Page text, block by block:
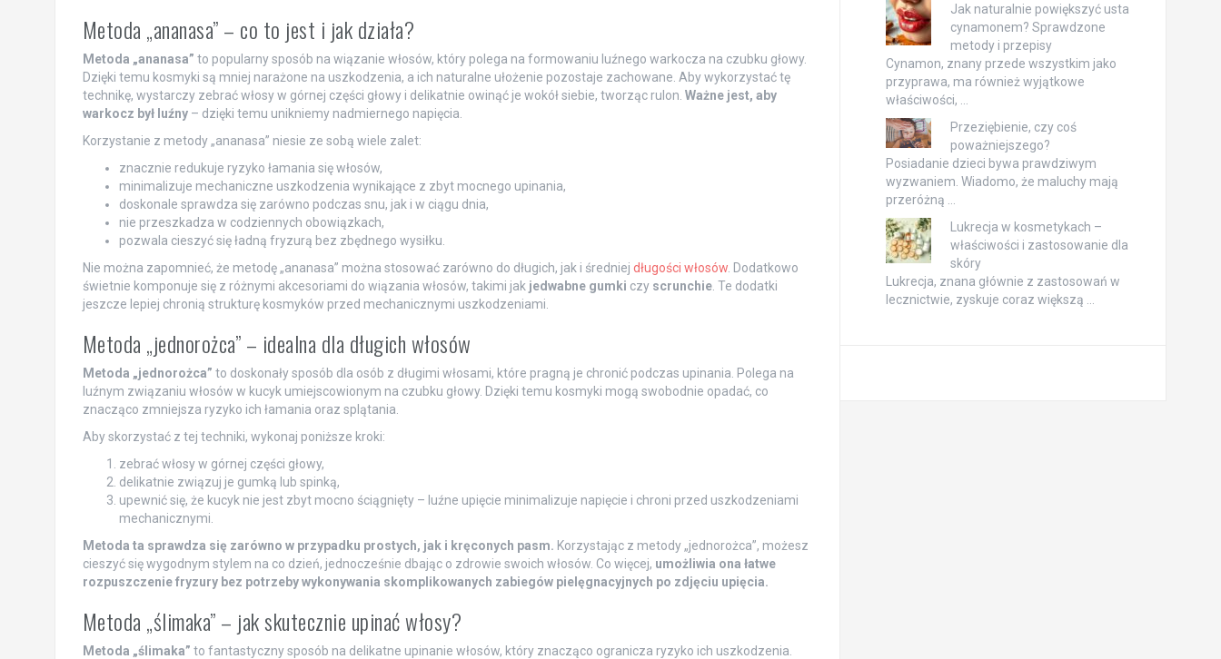
Metoda „ananasa” – co to jest i jak działa?
Metoda „ananasa” to popularny sposób na wiązanie włosów, który polega na formowaniu luźnego warkocza na czubku głowy.
Dzięki temu kosmyki są mniej narażone na uszkodzenia, a ich naturalne ułożenie pozostaje zachowane. Aby wykorzystać tę
technikę, wystarczy zebrać włosy w górnej części głowy i delikatnie owinąć je wokół siebie, tworząc rulon. Ważne jest, aby
warkocz był luźny– dzięki temu unikniemy nadmiernego napięcia.
Korzystanie z metody „ananasa” niesie ze sobą wiele zalet:
znacznie redukuje ryzyko łamania się włosów,
minimalizuje mechaniczne uszkodzenia wynikające z zbyt mocnego upinania,
doskonale sprawdza się zarówno podczas snu, jak i w ciągu dnia,
nie przeszkadza w codziennych obowiązkach,
pozwala cieszyć się ładną fryzurą bez zbędnego wysiłku.
Nie można zapomnieć, że metodę „ananasa” można stosować zarówno do długich, jak i średniej długości włosów. Dodatkowo
świetnie komponuje się z różnymi akcesoriami do wiązania włosów, takimi jak jedwabne gumki czy scrunchie. Te dodatki
jeszcze lepiej chronią strukturę kosmyków przed mechanicznymi uszkodzeniami.
Metoda „jednorożca” – idealna dla długich włosów
Metoda „jednorożca” to doskonały sposób dla osób z długimi włosami, które pragną je chronić podczas upinania. Polega na
luźnym związaniu włosów w kucyk umiejscowionym na czubku głowy. Dzięki temu kosmyki mogą swobodnie opadać, co
znacząco zmniejsza ryzyko ich łamania oraz splątania.
Aby skorzystać z tej techniki, wykonaj poniższe kroki:
zebrać włosy w górnej części głowy,
delikatnie związuj je gumką lub spinką,
upewnić się, że kucyk nie jest zbyt mocno ściągnięty – luźne upięcie minimalizuje napięcie i chroni przed uszkodzeniami
mechanicznymi.
Metoda ta sprawdza się zarówno w przypadku prostych, jak i kręconych pasm. Korzystając z metody „jednorożca”, możesz
cieszyć się wygodnym stylem na co dzień, jednocześnie dbając o zdrowie swoich włosów. Co więcej, umożliwia ona łatwe
rozpuszczenie fryzury bez potrzeby wykonywania skomplikowanych zabiegów pielęgnacyjnych po zdjęciu upięcia.
Metoda „ślimaka” – jak skutecznie upinać włosy?
Metoda „ślimaka” to fantastyczny sposób na delikatne upinanie włosów, który znacząco ogranicza ryzyko ich uszkodzenia.
Jak naturalnie powiększyć usta
cynamonem? Sprawdzone
metody i przepisy
Cynamon, znany przede wszystkim jako
przyprawa, ma również wyjątkowe
właściwości, …
Przeziębienie, czy coś
poważniejszego?
Posiadanie dzieci bywa prawdziwym
wyzwaniem. Wiadomo, że maluchy mają
przeróżną …
Lukrecja w kosmetykach –
właściwości i zastosowanie dla
skóry
Lukrecja, znana głównie z zastosowań w
lecznictwie, zyskuje coraz większą …